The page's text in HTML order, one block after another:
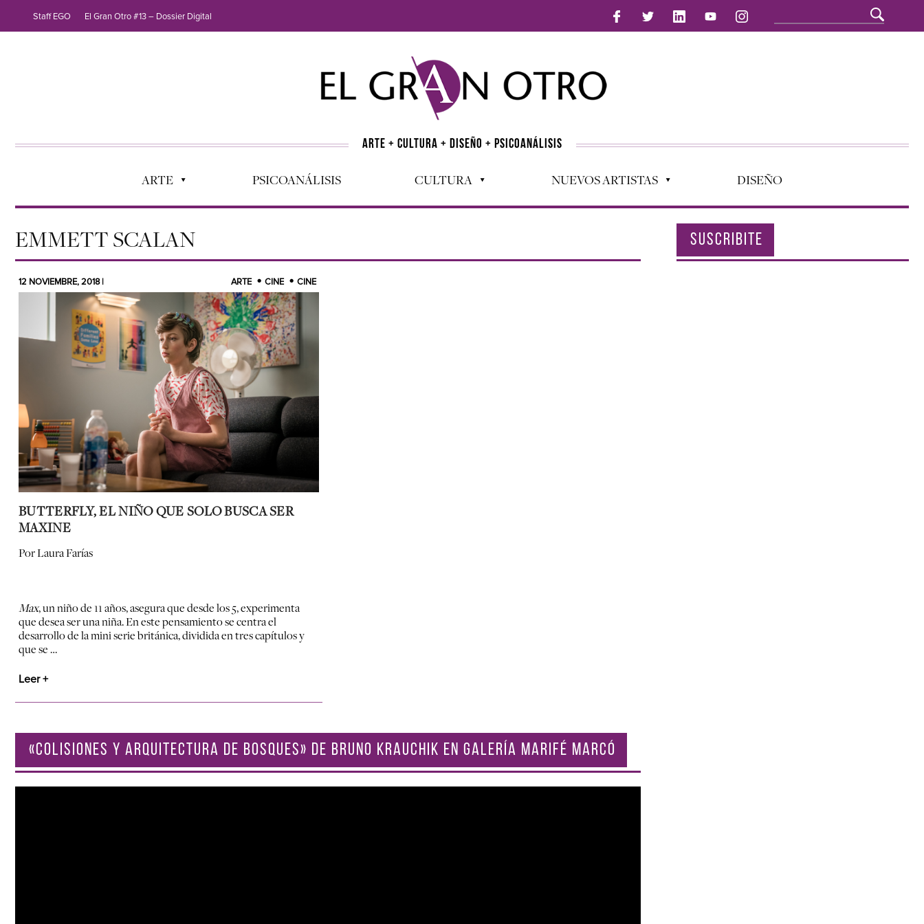
Staff EGO El Gran Otro #13 – Dossier Digital
ARTE + CULTURA + DISEÑO + PSICOANÁLISIS
ARTE PSICOANÁLISIS CULTURA NUEVOS ARTISTAS DISEÑO
EMMETT SCALAN
12 NOVIEMBRE, 2018 | ARTE CINE CINE
BUTTERFLY, EL NIÑO QUE SOLO BUSCA SER
MAXINE
Por Laura Farías
Max, un niño de 11 años, asegura que desde los 5, experimenta
que desea ser una niña. En este pensamiento se centra el
desarrollo de la mini serie británica, dividida en tres capítulos y
que se …
Leer +
«COLISIONES Y ARQUITECTURA DE BOSQUES» DE BRUNO KRAUCHIK EN GALERÍA MARIFÉ MARCÓ
SUSCRIBITE